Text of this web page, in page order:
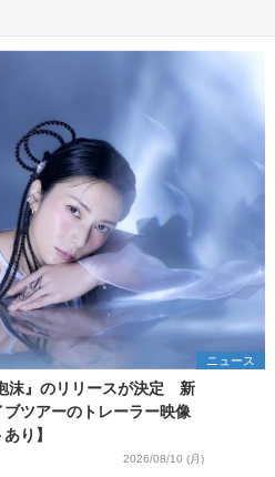
ニュース
沫』のリリースが決定 新
ツアーのトレーラー映像
り】
2026/08/10 (月)